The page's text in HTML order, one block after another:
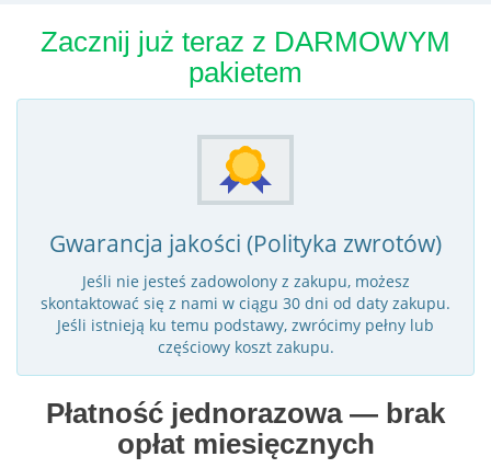
Zacznij już teraz z DARMOWYM
pakietem
Gwarancja jakości (Polityka zwrotów)
Jeśli nie jesteś zadowolony z zakupu, możesz
skontaktować się z nami w ciągu 30 dni od daty zakupu.
Jeśli istnieją ku temu podstawy, zwrócimy pełny lub
częściowy koszt zakupu.
Płatność jednorazowa — brak
opłat miesięcznych